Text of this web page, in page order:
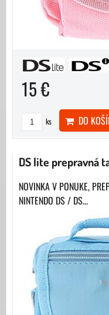
15 €
ks DO
DS lite prepravná
NOVINKA V PONUKE,
NINTENDO DS / DS...